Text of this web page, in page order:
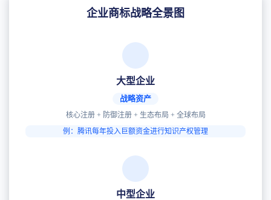
企业商标战略全景图
大型企业
战略资产
核心注册 + 防御注册 + 生态布局 + 全球布局
例：腾讯每年投入巨额资金进行知识产权管理
中型企业